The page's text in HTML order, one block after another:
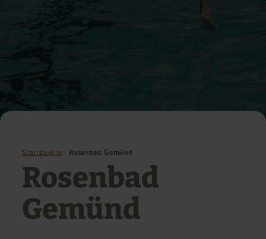
Startpagina Rosenbad Gemünd
Rosenbad
Gemünd